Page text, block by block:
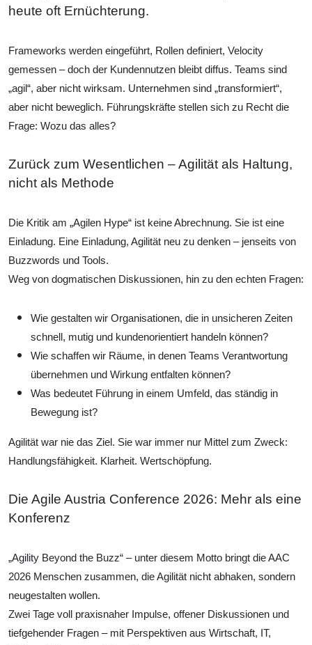
heute oft Ernüchterung.
Frameworks werden eingeführt, Rollen definiert, Velocity
gemessen – doch der Kundennutzen bleibt diffus. Teams sind
„agil“, aber nicht wirksam. Unternehmen sind „transformiert“,
aber nicht beweglich. Führungskräfte stellen sich zu Recht die
Frage: Wozu das alles?
Zurück zum Wesentlichen – Agilität als Haltung,
nicht als Methode
Die Kritik am „Agilen Hype“ ist keine Abrechnung. Sie ist eine
Einladung. Eine Einladung, Agilität neu zu denken – jenseits von
Buzzwords und Tools.
Weg von dogmatischen Diskussionen, hin zu den echten Fragen:
Wie gestalten wir Organisationen, die in unsicheren Zeiten
schnell, mutig und kundenorientiert handeln können?
Wie schaffen wir Räume, in denen Teams Verantwortung
übernehmen und Wirkung entfalten können?
Was bedeutet Führung in einem Umfeld, das ständig in
Bewegung ist?
Agilität war nie das Ziel. Sie war immer nur Mittel zum Zweck:
Handlungsfähigkeit. Klarheit. Wertschöpfung.
Die Agile Austria Conference 2026: Mehr als eine
Konferenz
„Agility Beyond the Buzz“ – unter diesem Motto bringt die AAC
2026 Menschen zusammen, die Agilität nicht abhaken, sondern
neugestalten wollen.
Zwei Tage voll praxisnaher Impulse, offener Diskussionen und
tiefgehender Fragen – mit Perspektiven aus Wirtschaft, IT,